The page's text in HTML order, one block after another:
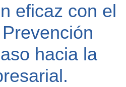
eficaz con el
hacia la